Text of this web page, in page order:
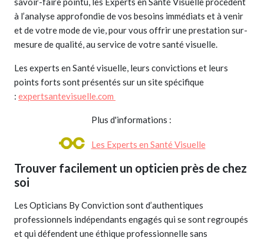
à l’analyse approfondie de vos besoins immédiats et à venir
et de votre mode de vie, pour vous offrir une prestation sur-
mesure de qualité, au service de votre santé visuelle.
Les experts en Santé visuelle, leurs convictions et leurs
points forts sont présentés sur un site spécifique
: expertsantevisuelle.com
Plus d'informations :
Les Experts en Santé Visuelle
Trouver facilement un opticien près de chez
soi
Les Opticians By Conviction sont d’authentiques
professionnels indépendants engagés qui se sont regroupés
et qui défendent une éthique professionnelle sans